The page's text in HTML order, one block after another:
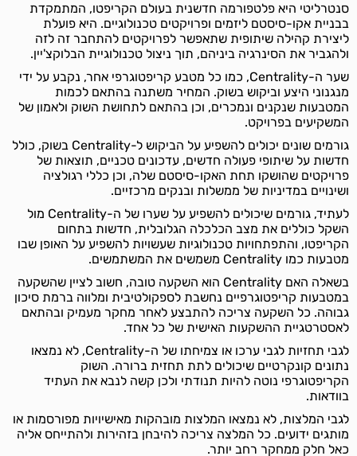
סנטרליטי היא פלטפורמה חדשנית בעולם הקריפטו, המתמקדת
בבניית אקו-סיסטם ליזמים ופרויקטים טכנולוגיים. היא פועלת
ליצירת קהילה שיתופית שתאפשר לפרויקטים להתחבר זה לזה
ולהגביר את הסינרגיה ביניהם, תוך ניצול טכנולוגיית הבלוקצ'יין.
שער ה-Centrality, כמו כל מטבע קריפטוגרפי אחר, נקבע על ידי
מנגנוני היצע וביקוש בשוק. המחיר משתנה בהתאם לכמות
המטבעות שנקנים ונמכרים, וכן בהתאם לתחושת השוק ולאמון של
המשקיעים בפרויקט.
גורמים שונים יכולים להשפיע על הביקוש ל-Centrality בשוק, כולל
חדשות על שיתופי פעולה חדשים, עדכונים טכניים, תוצאות של
פרויקטים שהושקו תחת האקו-סיסטם שלה, וכן כללי רגולציה
ושינויים במדיניות של ממשלות ובנקים מרכזיים.
לעתיד, גורמים שיכולים להשפיע על שערו של ה-Centrality מול
השקל כוללים את מצב הכלכלה הגלובלית, חדשות בתחום
הקריפטו, והתפתחויות טכנולוגיות שעשויות להשפיע על האופן שבו
מטבעות כמו Centrality משמשים את המשתמשים.
בשאלה האם Centrality הוא השקעה טובה, חשוב לציין שהשקעה
במטבעות קריפטוגרפיים נחשבת לספקולטיבית ומלווה ברמת סיכון
גבוהה. כל השקעה צריכה להתבצע לאחר מחקר מעמיק ובהתאם
לאסטרטגיית ההשקעות האישית של כל אחד.
לגבי תחזיות לגבי ערכו או צמיחתו של ה-Centrality, לא נמצאו
נתונים קונקרטיים שיכולים לתת תחזית ברורה. השוק
הקריפטוגרפי נוטה להיות תנודתי ולכן קשה לנבא את העתיד
בוודאות.
לגבי המלצות, לא נמצאו המלצות מובהקות מאישיויות מפורסמות או
מותגים ידועים. כל המלצה צריכה להיבחן בזהירות ולהתייחס אליה
כאל חלק ממחקר רחב יותר.